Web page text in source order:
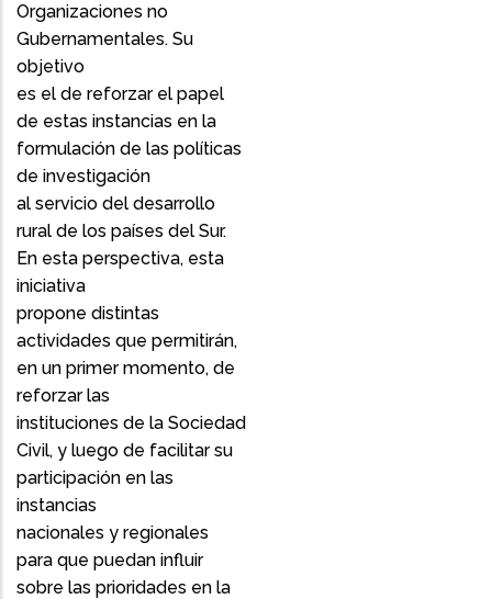
Organizaciones no
Gubernamentales. Su
objetivo
es el de reforzar el papel
de estas instancias en la
formulación de las políticas
de investigación
al servicio del desarrollo
rural de los países del Sur.
En esta perspectiva, esta
iniciativa
propone distintas
actividades que permitirán,
en un primer momento, de
reforzar las
instituciones de la Sociedad
Civil, y luego de facilitar su
participación en las
instancias
nacionales y regionales
para que puedan influir
sobre las prioridades en la